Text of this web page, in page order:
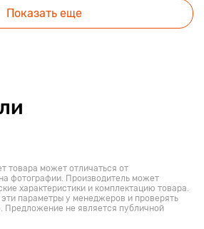
Показать еще
товара может отличаться от
фотографии. Производитель может
характеристики и комплектацию товара.
эти параметры у менеджеров и проверять
Предложение не является публичной